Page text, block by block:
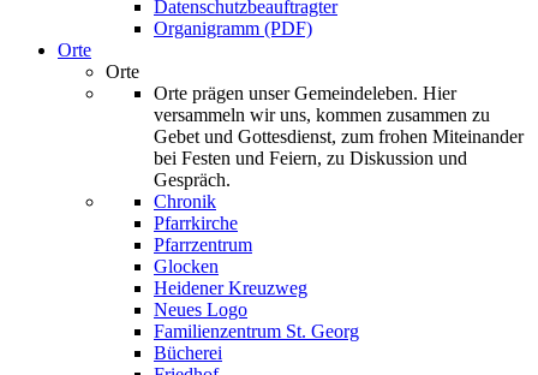
Datenschutzbeauftragter
Organigramm (PDF)
Orte
Orte
Orte prägen unser Gemeindeleben. Hier
versammeln wir uns, kommen zusammen zu
Gebet und Gottesdienst, zum frohen Miteinander
bei Festen und Feiern, zu Diskussion und
Gespräch.
Chronik
Pfarrkirche
Pfarrzentrum
Glocken
Heidener Kreuzweg
Neues Logo
Familienzentrum St. Georg
Bücherei